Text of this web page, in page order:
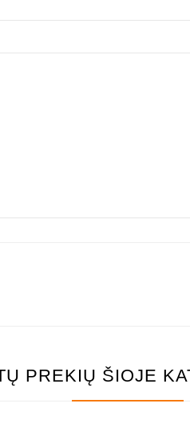
PREKIŲ ŠIOJE